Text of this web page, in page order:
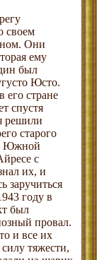
своем
Они
ему
был
Юсто.
его стране
спустя
решили
старого
Южной
с
их, и
заручиться
году в
был
провал.
и все их
тяжести,